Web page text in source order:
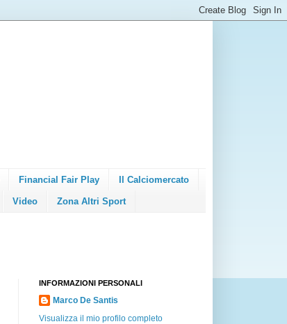
Financial Fair Play Il Calciomercato
Video Zona Altri Sport
INFORMAZIONI PERSONALI
Marco De Santis
Visualizza il mio profilo completo